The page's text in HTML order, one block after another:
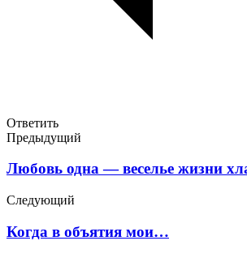
Ответить
Предыдущий
Любовь одна — веселье жизни
Следующий
Когда в объятия мои…